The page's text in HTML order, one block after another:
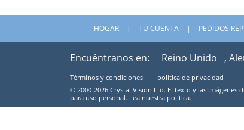
HOGAR TU CUENTA PEDIDOS
Encuéntranos en: Reino Unido ,
Términos y condiciones
política de privacidad
© 2000-2026 Crystal Vision Ltd. El texto y las
para uso personal. Lea nuestra política.